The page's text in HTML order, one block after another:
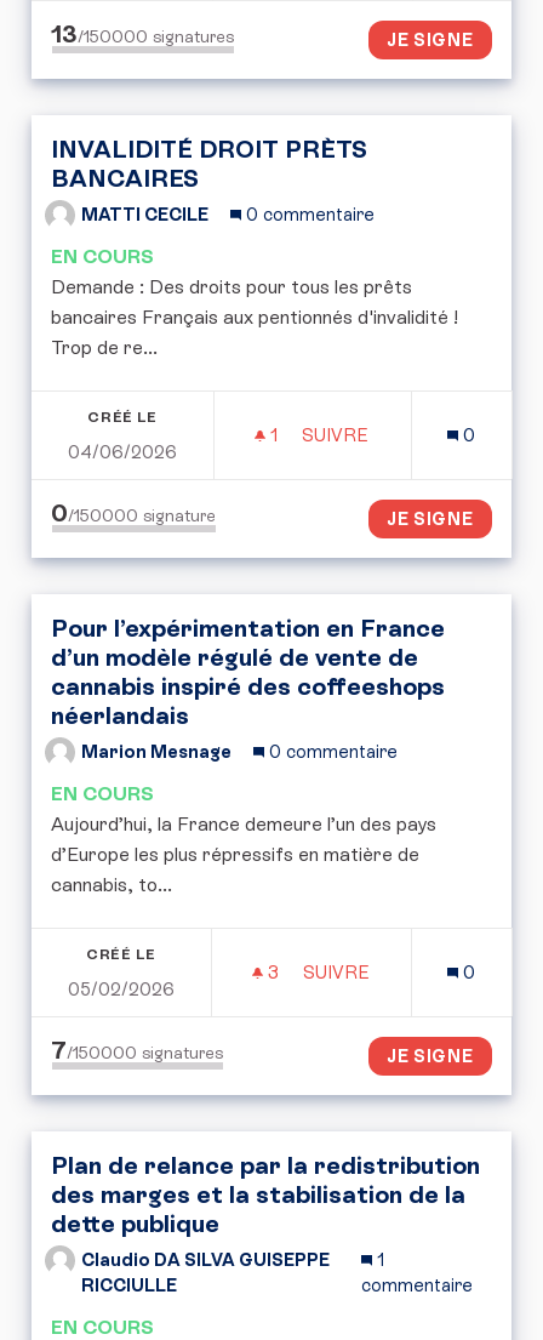
13/150000 signatures JE SIGNE
INVALIDITÉ DROIT PRÈTS
BANCAIRES
MATTI CECILE 0 commentaire
EN COURS
Demande : Des droits pour tous les prêts
bancaires Français aux pentionnés d'invalidité !
Trop de re...
CRÉÉ LE
04/06/2026
1 1 ABONNÉ
SUIVRE
0
0/150000 signature JE SIGNE
Pour l’expérimentation en France
d’un modèle régulé de vente de
cannabis inspiré des coffeeshops
néerlandais
Marion Mesnage 0 commentaire
EN COURS
Aujourd’hui, la France demeure l’un des pays
d’Europe les plus répressifs en matière de
cannabis, to...
CRÉÉ LE
05/02/2026
3 3 ABONNÉS
SUIVRE
0
7/150000 signatures JE SIGNE
Plan de relance par la redistribution
des marges et la stabilisation de la
dette publique
Claudio DA SILVA GUISEPPE
RICCIULLE
1
commentaire
EN COURS